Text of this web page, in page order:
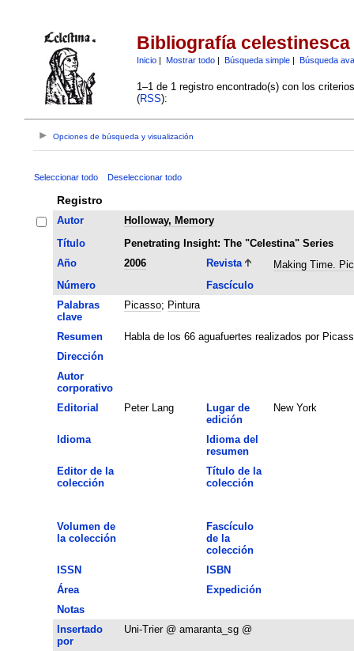
Bibliografía celestinesca
Inicio| Mostrar todo| Búsqueda simple| Búsqueda
1–1 de 1 registro encontrado(s) con los
(RSS):
Opciones de búsqueda y visualización
Seleccionar todo Deseleccionar todo
Registro
Autor
Holloway, Memory
Título
Penetrating Insight: The "Celestina" Series
Año
2006 Revista
Making Time.
Número
Fascículo
Palabras
clave
Picasso; Pintura
Resumen
Habla de los 66 aguafuertes realizados por
Dirección
Autor
corporativo
Editorial
Peter Lang
Lugar de
edición
New York
Idioma
Idioma del
resumen
Editor de la
colección
Título de la
colección
Volumen de
la colección
Fascículo
de la
colección
ISSN
ISBN
Área
Expedición
Notas
Insertado
por
Uni-Trier @ amaranta_sg @